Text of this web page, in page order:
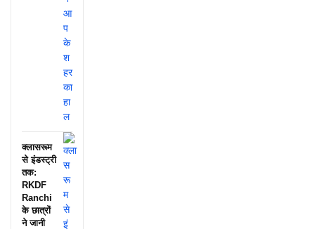
क्लासरूम
से इंडस्ट्री
तक:
RKDF
Ranchi
के छात्रों
ने जानी